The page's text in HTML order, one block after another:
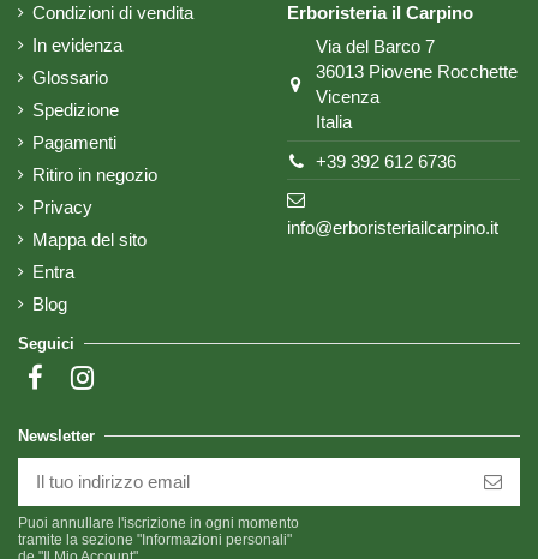
Condizioni di vendita
In evidenza
Glossario
Spedizione
Pagamenti
Ritiro in negozio
Privacy
Mappa del sito
Entra
Blog
Erboristeria il Carpino
Via del Barco 7
36013 Piovene Rocchette
Vicenza
Italia
+39 392 612 6736
info@erboristeriailcarpino.it
Seguici
Newsletter
Puoi annullare l'iscrizione in ogni momento
tramite la sezione "Informazioni personali"